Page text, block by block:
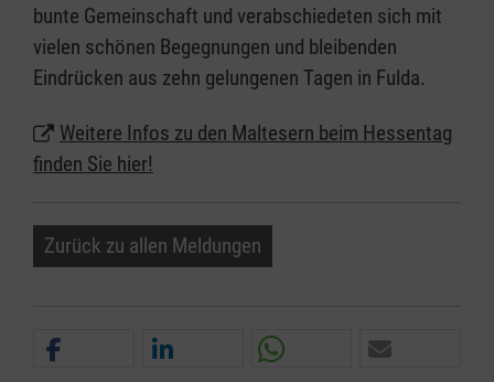
bunte Gemeinschaft und verabschiedeten sich mit
vielen schönen Begegnungen und bleibenden
Eindrücken aus zehn gelungenen Tagen in Fulda.
Weitere Infos zu den Maltesern beim Hessentag
finden Sie hier!
Zurück zu allen Meldungen